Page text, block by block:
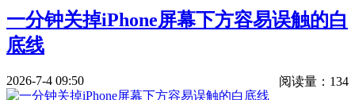
一分钟关掉iPhone屏幕下方容易误触的白
底线
2026-7-4 09:50 阅读量：134